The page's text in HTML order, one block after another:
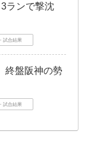
3ランで撃沈
試合結果
終盤阪神の勢
試合結果